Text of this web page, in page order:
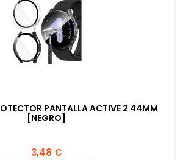
PANTALLA ACTIVE 2 44MM
[NEGRO]
Precio
3,48 €